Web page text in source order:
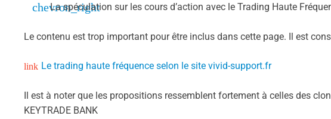
La spéculation sur les cours d’action avec le Trading Haute
Le contenu est trop important pour être inclus dans cette page. Il est
Le trading haute fréquence selon le site vivid-support.fr
Il est à noter que les propositions ressemblent fortement à celles des
KEYTRADE BANK